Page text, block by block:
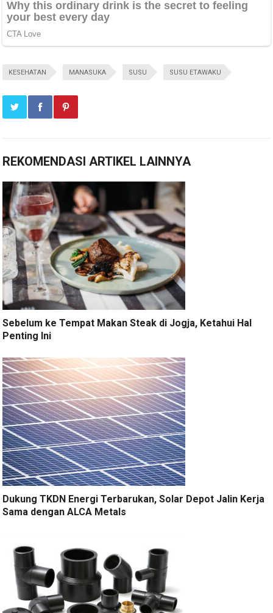
KESEHATAN MANASUKA SUSU SUSU ETAWAKU
REKOMENDASI ARTIKEL LAINNYA
Sebelum ke Tempat Makan Steak di Jogja, Ketahui Hal
Penting Ini
Dukung TKDN Energi Terbarukan, Solar Depot Jalin Kerja
Sama dengan ALCA Metals